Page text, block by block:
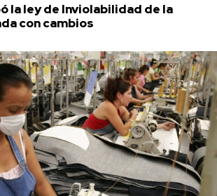
la ley de Inviolabilidad de la
con cambios